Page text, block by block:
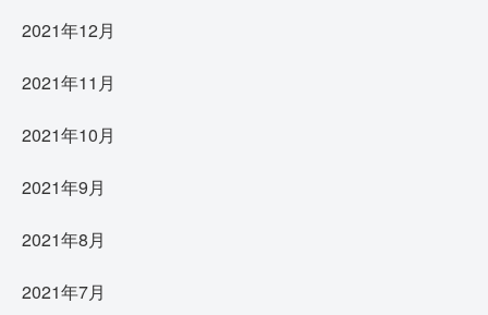
2021年12月
2021年11月
2021年10月
2021年9月
2021年8月
2021年7月